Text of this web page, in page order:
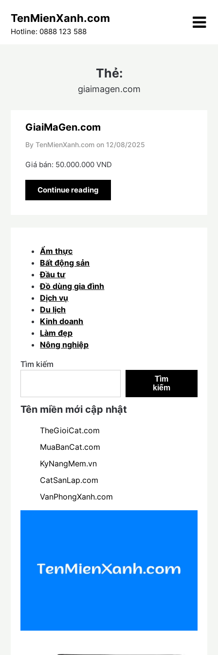
content
TenMienXanh.com
Hotline: 0888 123 588
Thẻ:
giaimagen.com
GiaiMaGen.com
By TenMienXanh.com on 12/08/2025
Giá bán: 50.000.000 VND
Continue reading
Ẩm thực
Bất động sản
Đầu tư
Đồ dùng gia đình
Dịch vụ
Du lịch
Kinh doanh
Làm đẹp
Nông nghiệp
Tìm kiếm
Tìm
kiếm
Tên miền mới cập nhật
TheGioiCat.com
MuaBanCat.com
KyNangMem.vn
CatSanLap.com
VanPhongXanh.com